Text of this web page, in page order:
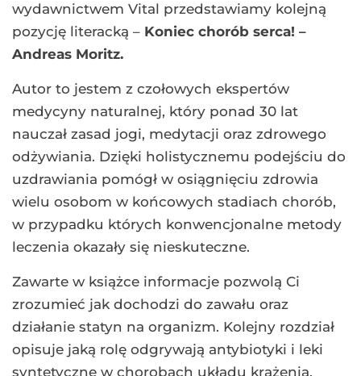
wydawnictwem Vital przedstawiamy kolejną
pozycję literacką – Koniec chorób serca! –
Andreas Moritz.
Autor to jestem z czołowych ekspertów
medycyny naturalnej, który ponad 30 lat
nauczał zasad jogi, medytacji oraz zdrowego
odżywiania. Dzięki holistycznemu podejściu do
uzdrawiania pomógł w osiągnięciu zdrowia
wielu osobom w końcowych stadiach chorób,
w przypadku których konwencjonalne metody
leczenia okazały się nieskuteczne.
Zawarte w książce informacje pozwolą Ci
zrozumieć jak dochodzi do zawału oraz
działanie statyn na organizm. Kolejny rozdział
opisuje jaką rolę odgrywają antybiotyki i leki
syntetyczne w chorobach układu krążenia.